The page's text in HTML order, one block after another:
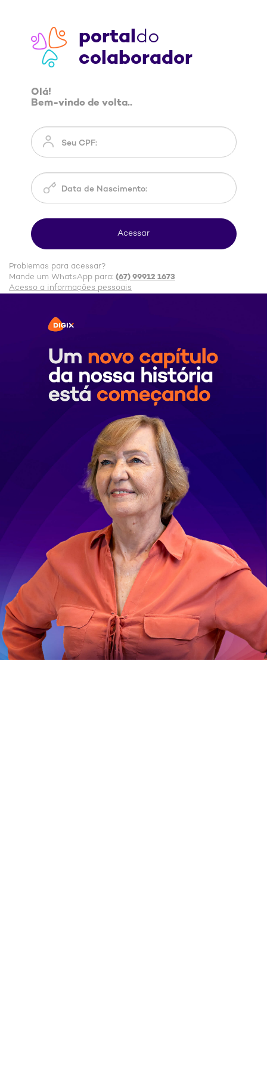
portaldo
colaborador
Olá!
Bem-vindo de volta..
Problemas para acessar?
Mande um WhatsApp para: (67) 99912 1673
Acesso a informações pessoais